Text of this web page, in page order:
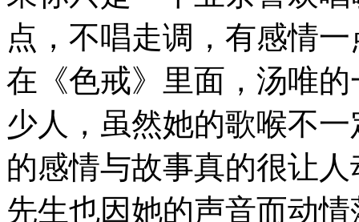
点，不唱走调，有感情
在《色戒》里面，汤唯
少人，虽然她的歌喉不
的感情与故事真的很让
先生也因她的声音而动情